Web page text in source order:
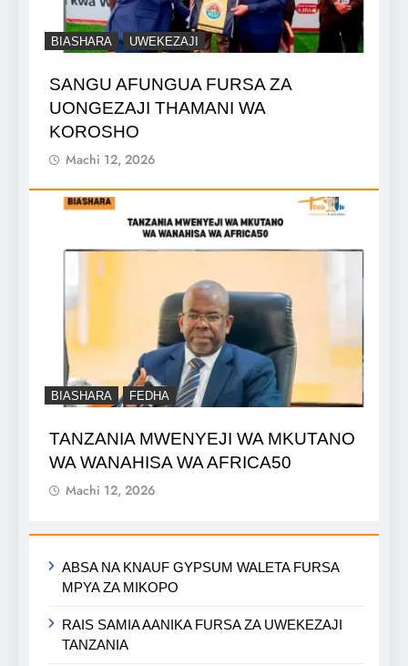
BIASHARA UWEKEZAJI
SANGU AFUNGUA FURSA ZA
UONGEZAJI THAMANI WA
KOROSHO
Machi 12, 2026
BIASHARA FEDHA
TANZANIA MWENYEJI WA MKUTANO
WA WANAHISA WA AFRICA50
Machi 12, 2026
ABSA NA KNAUF GYPSUM WALETA FURSA
MPYA ZA MIKOPO
RAIS SAMIA AANIKA FURSA ZA UWEKEZAJI
TANZANIA